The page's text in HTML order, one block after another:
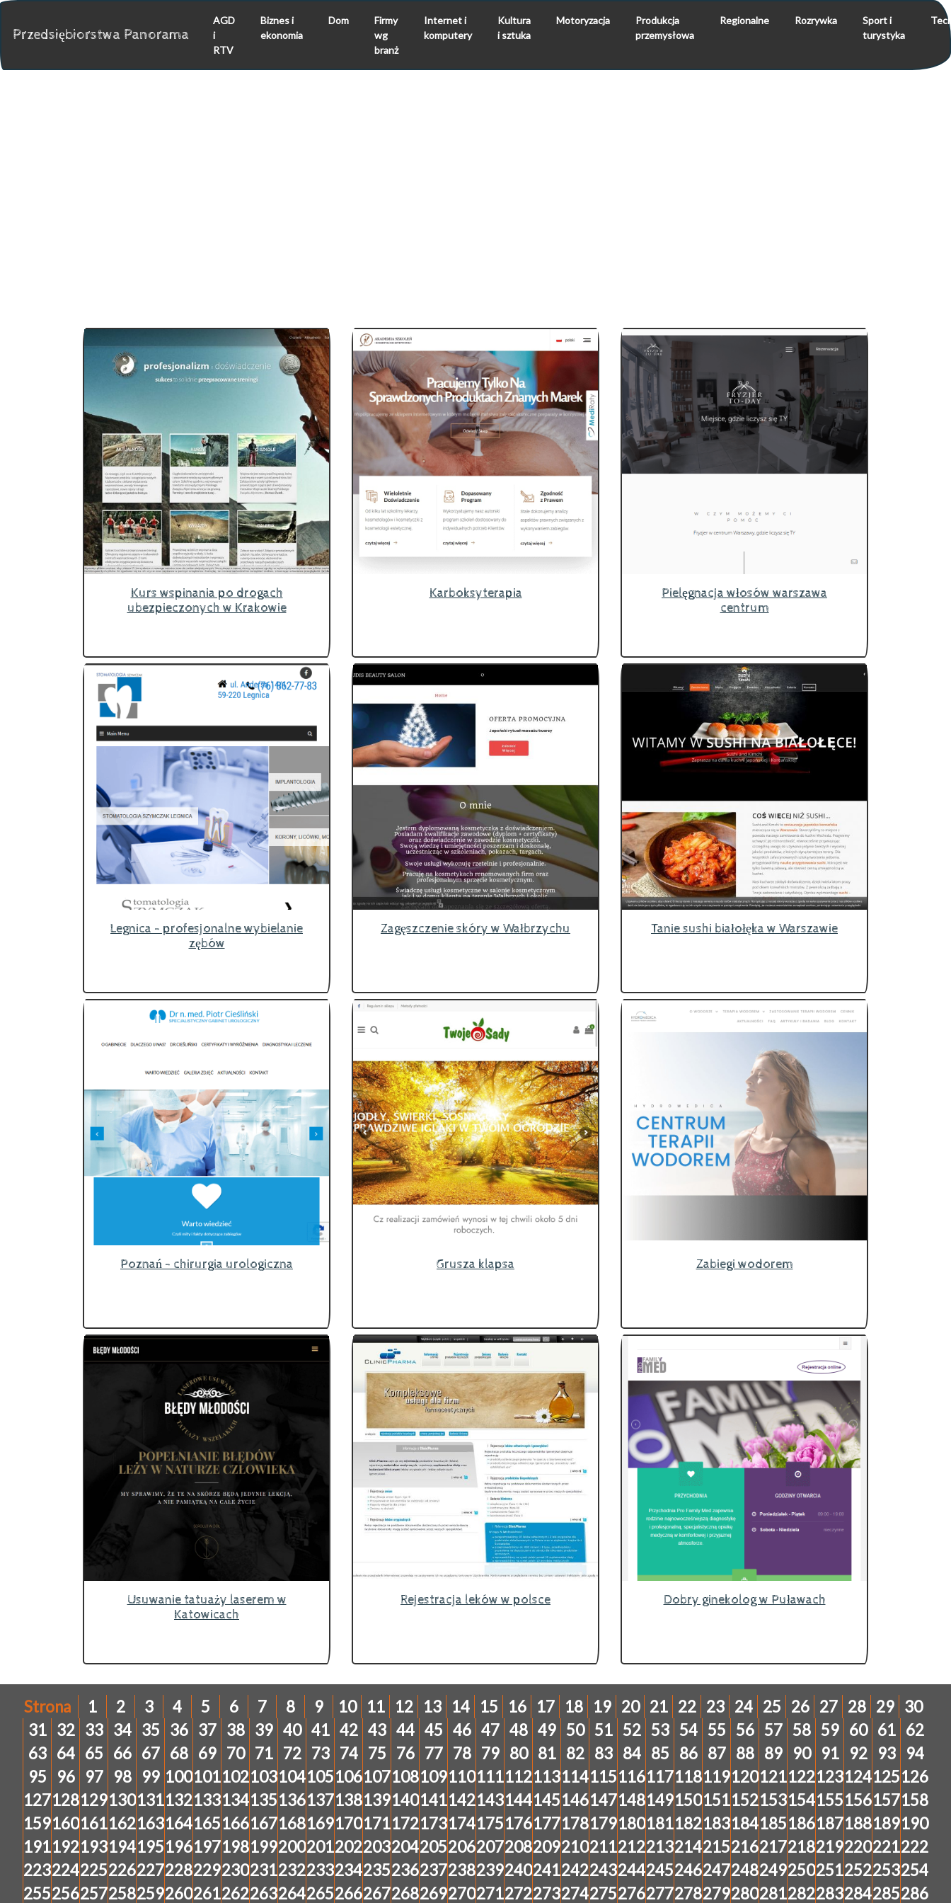
Przedsiębiorstwa Panorama
AGD
i
RTV
Biznes i
ekonomia
Dom
Firmy
wg
branż
Internet i
komputery
Kultura
i sztuka
Motoryzacja
Produkcja
przemysłowa
Regionalne Rozrywka
Sport i
turystyka
Kurs wspinania po drogach
ubezpieczonych w Krakowie
Karboksyterapia
Pielęgnacja włosów warszawa
centrum
Legnica - profesjonalne wybielanie
zębów
Zagęszczenie skóry w Wałbrzychu Tanie sushi białołęka w Warszawie
Poznań - chirurgia urologiczna Grusza klapsa Zabiegi wodorem
Usuwanie tatuaży laserem w
Katowicach
Rejestracja leków w polsce Dobry ginekolog w Puławach
Strona 1 2 3 4 5 6 7 8 9 10 11 12 13 14 15 16 17 18 19 20 21 22 23 24 25 26 27 28 29 30
31 32 33 34 35 36 37 38 39 40 41 42 43 44 45 46 47 48 49 50 51 52 53 54 55 56 57 58 59 60 61 62
63 64 65 66 67 68 69 70 71 72 73 74 75 76 77 78 79 80 81 82 83 84 85 86 87 88 89 90 91 92 93
94
95
96 97 98 99 100101102103104105106107108109110111112113114115116117118119120121122123124125126
127128129130131132133134135136137138139140141142143144145146147148149150151152153154155156157158
159160161162163164165166167168169170171172173174175176177178179180181182183184185186187188189190
191192193194195196197198199200201202203204205206207208209210211212213214215216217218219220221222
223224225226227228229230231232233234235236237238239240241242243244245246247248249250251252253254
255256257258259260261262263264265266267268269270271272273274275276277278279280281282283284285286